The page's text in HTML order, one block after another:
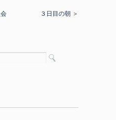
３日目の朝 ＞